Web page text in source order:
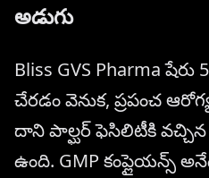
అడుగు
Bliss GVS Pharma
చేరడం వెనుక, ప్రపంచ
దాని పాల్ఘర్ ఫెసిలిటీకి వచ్చిన
ఉంది. GMP కంప్లైయన్స్